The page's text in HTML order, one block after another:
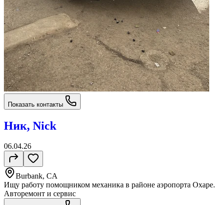
Показать контакты
Ник, Nick
06.04.26
Burbank, CA
Ищу работу помощником механика в районе аэропорта Охаре.
Авторемонт и cервис